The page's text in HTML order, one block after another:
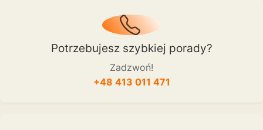
Potrzebujesz szybkiej porady?
Zadzwoń!
+48 413 011 471